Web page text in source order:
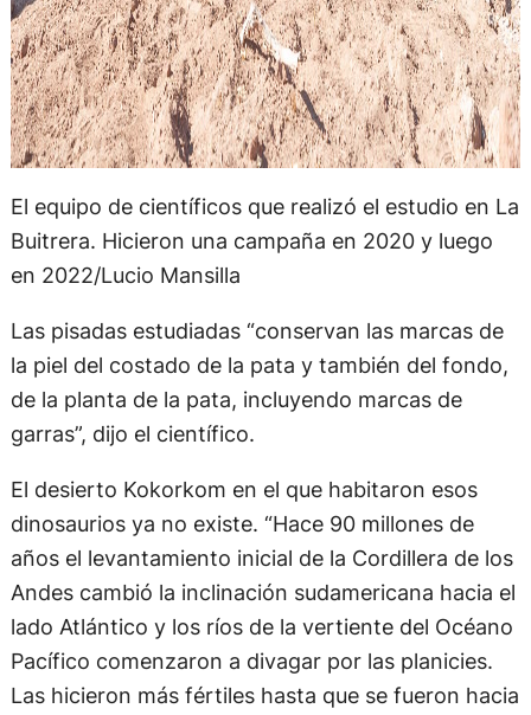
El equipo de científicos que realizó el estudio en La
Buitrera. Hicieron una campaña en 2020 y luego
en 2022/Lucio Mansilla
Las pisadas estudiadas “conservan las marcas de
la piel del costado de la pata y también del fondo,
de la planta de la pata, incluyendo marcas de
garras”, dijo el científico.
El desierto Kokorkom en el que habitaron esos
dinosaurios ya no existe. “Hace 90 millones de
años el levantamiento inicial de la Cordillera de los
Andes cambió la inclinación sudamericana hacia el
lado Atlántico y los ríos de la vertiente del Océano
Pacífico comenzaron a divagar por las planicies.
Las hicieron más fértiles hasta que se fueron hacia